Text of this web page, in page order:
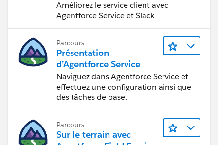
Améliorez le service client avec
Agentforce Service et Slack
Parcours
Présentation
d’Agentforce Service
Naviguez dans Agentforce Service et
effectuez une configuration ainsi que
des tâches de base.
Parcours
Sur le terrain avec